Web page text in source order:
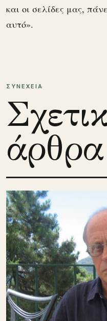
και οι σελίδες μας,
αυτό».
ΣΥΝΕΧΕΙΑ
άρθρα